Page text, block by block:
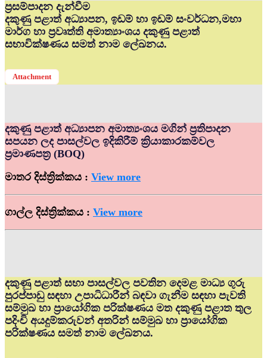
ප්‍රසම්පාදන දැන්වීම
දකුණු පළාත් අධ්‍යාපන, ඉඩම් හා ඉඩම් සංවර්ධන,මහා
මාර්ග හා ප්‍රවෘත්ති අමාත්‍යාංශය දකුණු පළාත්
සභාවික්ෂණය සමත් නාම ලේඛනය.
Attachment
දකුණු පළාත් අධ්‍යාපන අමාත්‍යංශය මගින් ප්‍රතිපාදන
සපයන ලද පාසල්වල ඉදිකිරීම් ක්‍රියාකාරකම්වල
ප්‍රමාණපත්‍ර (BOQ)
මාතර දිස්ත්‍රික්කය : View more
ගාල්ල දිස්ත්‍රික්කය : View more
දකුණු පළාත් සභා පාසල්වල පවතින දෙමළ මාධ්‍ය ගුරු
පුරප්පාඩු සඳහා උපාධිධාරීන් බඳවා ගැනීම සඳහා පැවති
සම්මුඛ හා ප්‍රායෝගික පරික්ෂණය මත දකුණු පළාත තුල
පදිංචි අයදුම්කරුවන් අතරින් සම්මුඛ හා ප්‍රායෝගික
පරික්ෂණය සමත් නාම ලේඛනය.